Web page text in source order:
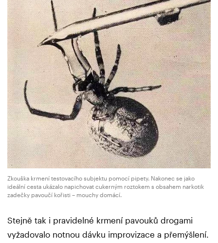
Zkouška krmení testovacího subjektu pomocí pipety. Nakonec se jako
ideální cesta ukázalo napichovat cukerným roztokem s obsahem narkotik
zadečky pavoučí kořisti – mouchy domácí.
Stejně tak i pravidelné krmení pavouků drogami
vyžadovalo notnou dávku improvizace a přemýšlení.